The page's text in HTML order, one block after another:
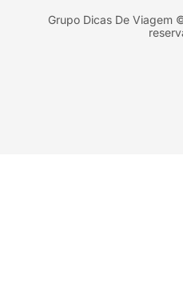
Nova York
Grupo Dicas De Viagem